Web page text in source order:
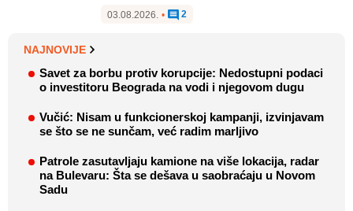
03.08.2026. • 2
NAJNOVIJE
Savet za borbu protiv korupcije: Nedostupni podaci
o investitoru Beograda na vodi i njegovom dugu
Vučić: Nisam u funkcionerskoj kampanji, izvinjavam
se što se ne sunčam, već radim marljivo
Patrole zasutavljaju kamione na više lokacija, radar
na Bulevaru: Šta se dešava u saobraćaju u Novom
Sadu